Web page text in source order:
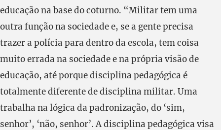
educação na base do coturno. “Militar tem uma
outra função na sociedade e, se a gente precisa
trazer a polícia para dentro da escola, tem coisa
muito errada na sociedade e na própria visão de
educação, até porque disciplina pedagógica é
totalmente diferente de disciplina militar. Uma
trabalha na lógica da padronização, do ‘sim,
senhor’, ‘não, senhor’. A disciplina pedagógica visa